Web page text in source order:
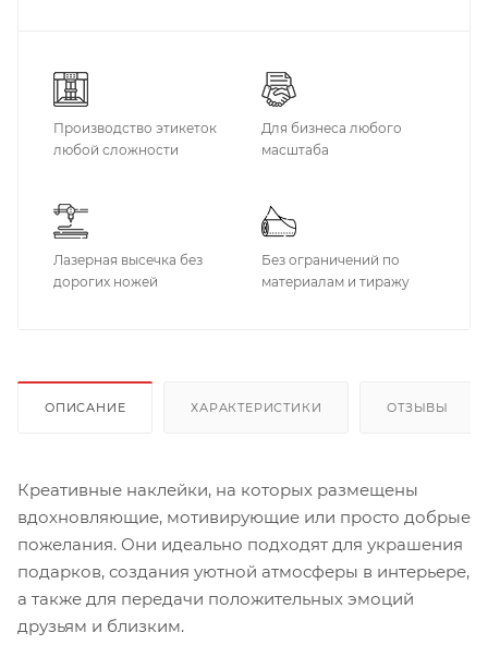
Производство этикеток
любой сложности
Для бизнеса любого
масштаба
Лазерная высечка без
дорогих ножей
Без ограничений по
материалам и тиражу
ОПИСАНИЕ ХАРАКТЕРИСТИКИ ОТЗЫВЫ
Креативные наклейки, на которых размещены
вдохновляющие, мотивирующие или просто добрые
пожелания. Они идеально подходят для украшения
подарков, создания уютной атмосферы в интерьере,
а также для передачи положительных эмоций
друзьям и близким.